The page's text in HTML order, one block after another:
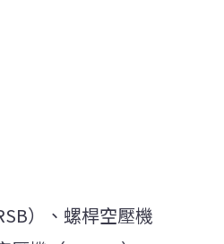
）、螺桿空壓機